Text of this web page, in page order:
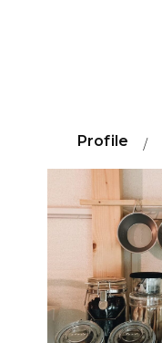
Profile